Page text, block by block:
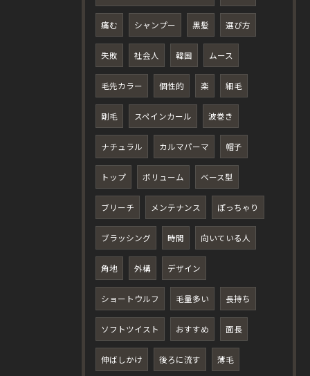
痛む シャンプー 黒髪 選び方
失敗 社会人 韓国 ムース
毛先カラー 個性的 楽 細毛
剛毛 スペインカール 波巻き
ナチュラル カルマパーマ 帽子
トップ ボリューム ベース型
ブリーチ メンテナンス ぽっちゃり
ブラッシング 時間 向いている人
角地 外構 デザイン
ショートウルフ 毛量多い 長持ち
ソフトツイスト おすすめ 面長
伸ばしかけ 後ろに流す 薄毛